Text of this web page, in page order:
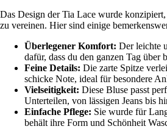
Das Design der Tia Lace wurde
zu vereinen. Hier sind einige
Überlegener Komfort: Der leichte
dafür, dass du den ganzen Tag über
Feine Details: Die zarte Spitze
schicke Note, ideal für besondere
Vielseitigkeit: Diese Bluse passt
Unterteilen, von lässigen Jeans bis
Einfache Pflege: Sie wurde für
behält ihre Form und Schönheit